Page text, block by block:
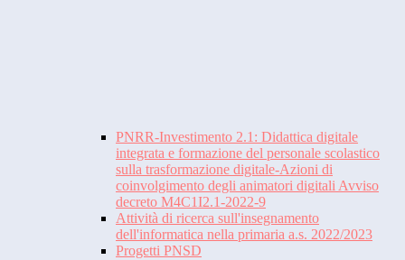
PNRR-Investimento 2.1: Didattica digitale
integrata e formazione del personale scolastico
sulla trasformazione digitale-Azioni di
coinvolgimento degli animatori digitali Avviso
decreto M4C1I2.1-2022-9
Attività di ricerca sull'insegnamento
dell'informatica nella primaria a.s. 2022/2023
Progetti PNSD